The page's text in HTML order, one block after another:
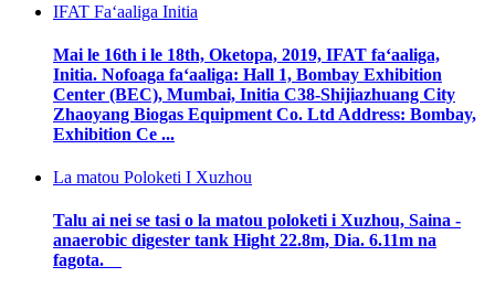
IFAT Faʻaaliga Initia
Mai le 16th i le 18th, Oketopa, 2019, IFAT faʻaaliga,
Initia. Nofoaga faʻaaliga: Hall 1, Bombay Exhibition
Center (BEC), Mumbai, Initia C38-Shijiazhuang City
Zhaoyang Biogas Equipment Co. Ltd Address: Bombay,
Exhibition Ce ...
La matou Poloketi I Xuzhou
Talu ai nei se tasi o la matou poloketi i Xuzhou, Saina -
anaerobic digester tank Hight 22.8m, Dia. 6.11m na
fagota.